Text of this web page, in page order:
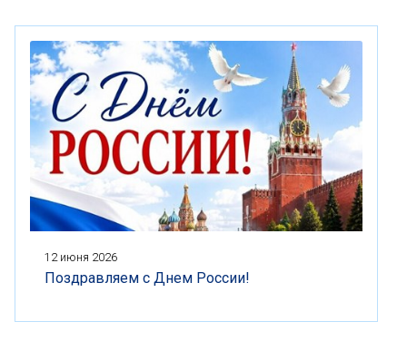
12 июня 2026
Поздравляем с Днем России!